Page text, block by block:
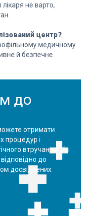
лікаря не варто,
центр?
медичному
й безпечне
до
отримати
процедур і
втручання. Усі
до
досвідчених